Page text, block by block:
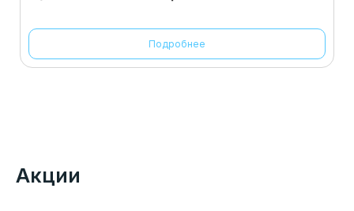
Подробнее
Акции